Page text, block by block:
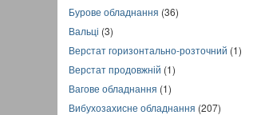
Бурове обладнання (36)
Вальці (3)
Верстат горизонтально-розточний (1)
Верстат продовжній (1)
Вагове обладнання (1)
Вибухозахисне обладнання (207)